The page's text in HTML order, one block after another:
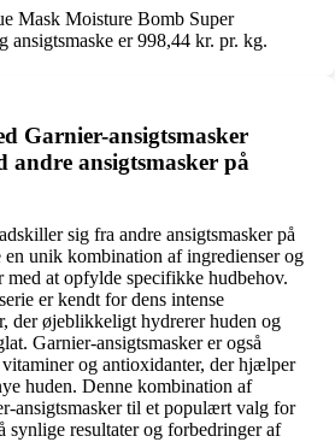
Mask Moisture Bomb Super
er 998,44 kr. pr. kg.
Garnier-ansigtsmasker
andre ansigtsmasker på
sig fra andre ansigtsmasker på
unik kombination af ingredienser og
at opfylde specifikke hudbehov.
er kendt for dens intense
der øjeblikkeligt hydrerer huden og
Garnier-ansigtsmasker er også
og antioxidanter, der hjælper
huden. Denne kombination af
ansigtsmasker til et populært valg for
synlige resultater og forbedringer af